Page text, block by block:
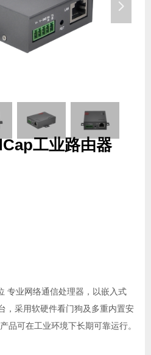
넲
工业路由器
专业网络通信处理器，以嵌入式
，采用软硬件看门狗及多重内置安
品可在工业环境下长期可靠运行。